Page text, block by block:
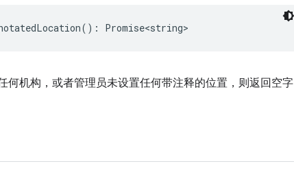
() : Promise<string>
机构，或者管理员未设置任何带注释的位置，则返回空字